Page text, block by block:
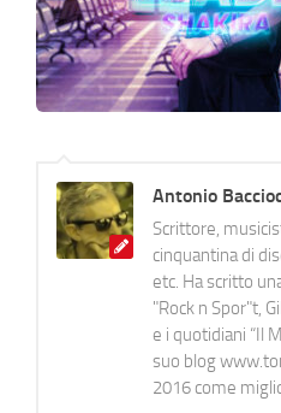
Antonio
Scrittore,
cinquantina di
etc. Ha scritto
"Rock n Spor"t,
e i quotidiani “Il
suo blog
2016 come